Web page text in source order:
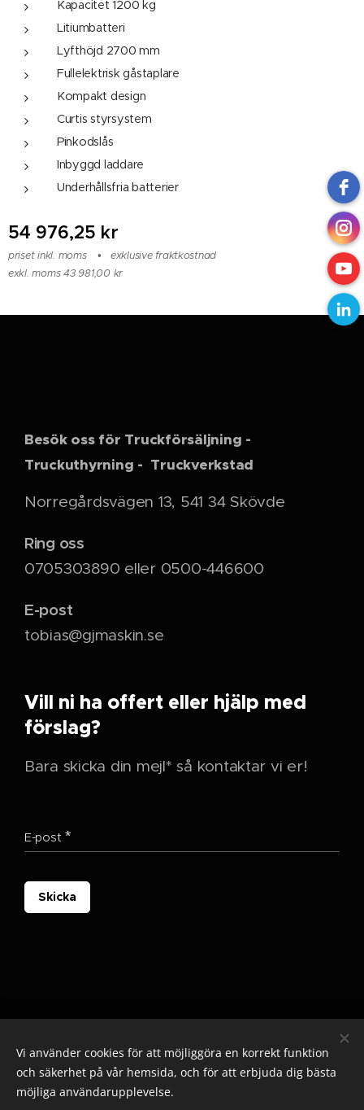
Kapacitet 1200 kg
Litiumbatteri
Lyfthöjd 2700 mm
Fullelektrisk gåstaplare
Kompakt design
Curtis styrsystem
Pinkodslås
Inbyggd laddare
Underhållsfria batterier
54 976,25 kr
priset inkl. moms
exklusive fraktkostnad
exkl. moms 43 981,00 kr
Besök oss för Truckförsäljning -
Truckuthyrning - Truckverkstad
Norregårdsvägen 13, 541 34 Skövde
Ring oss
0705303890 eller 0500-446600
E-post
tobias@gjmaskin.se
Vill ni ha offert eller hjälp med
förslag?
Bara skicka din mejl* så kontaktar vi er!
E-post
Skicka
© 2025 Alla rättigheter reserverade
Vi använder cookies för att möjliggöra en korrekt funktion
och säkerhet på vår hemsida, och för att erbjuda dig bästa
möjliga användarupplevelse.